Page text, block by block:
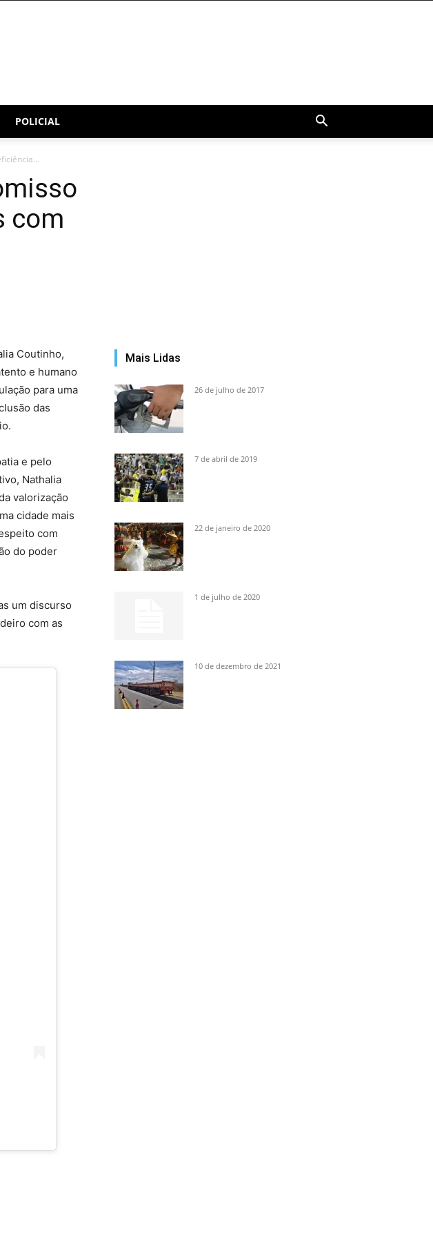
POLICIAL
com
Coutinho,
e humano
para uma
das
e pelo
Nathalia
valorização
cidade mais
com
do poder
um discurso
com as
Mais Lidas
26 de julho de 2017
7 de abril de 2019
22 de janeiro de 2020
1 de julho de 2020
10 de dezembro de 2021